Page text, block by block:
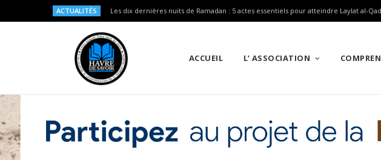
ACTUALITÉS Les dix dernières nuits de Ramadan : 5 actes essentiels pour atteindre Laylat al-
ACCUEIL L’ ASSOCIATION